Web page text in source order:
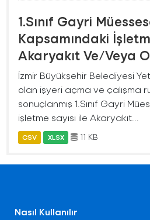
1.Sınıf Gayri
Kapsamındaki
Akaryakıt Ve/Veya
İzmir Büyükşehir Belediyesi
olan işyeri açma ve çalışma
sonuçlanmış 1.Sınıf Gayri
işletme sayısı ile Akaryakıt...
CSV XLSX 11 KB
Nasıl Kullanılır